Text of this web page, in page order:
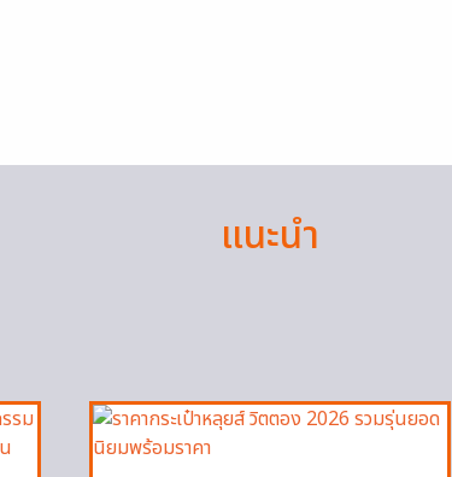
แนะนำ